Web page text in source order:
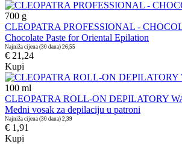
700 g
CLEOPATRA PROFESSIONAL -
Chocolate Paste for Oriental Epilation
Najniža cijena (30 dana) 26,55
€ 21,24
Kupi
100 ml
CLEOPATRA ROLL-ON DEPILATORY
Medni vosak za depilaciju u patroni
Najniža cijena (30 dana) 2,39
€ 1,91
Kupi